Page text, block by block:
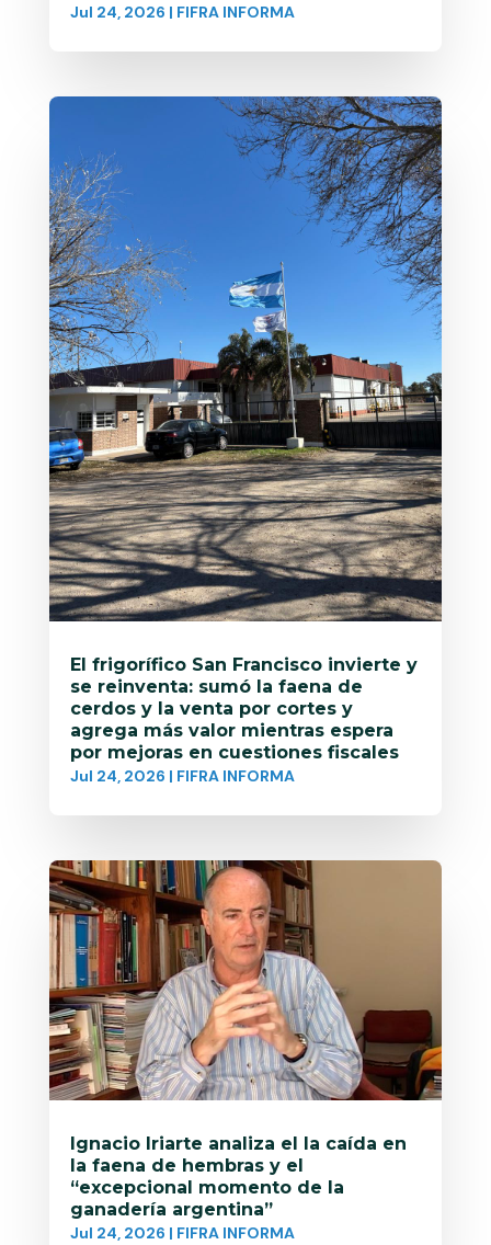
Jul 24, 2026 | FIFRA INFORMA
El frigorífico San Francisco invierte y
se reinventa: sumó la faena de
cerdos y la venta por cortes y
agrega más valor mientras espera
por mejoras en cuestiones fiscales
Jul 24, 2026 | FIFRA INFORMA
Ignacio Iriarte analiza el la caída en
la faena de hembras y el
“excepcional momento de la
ganadería argentina”
Jul 24, 2026 | FIFRA INFORMA